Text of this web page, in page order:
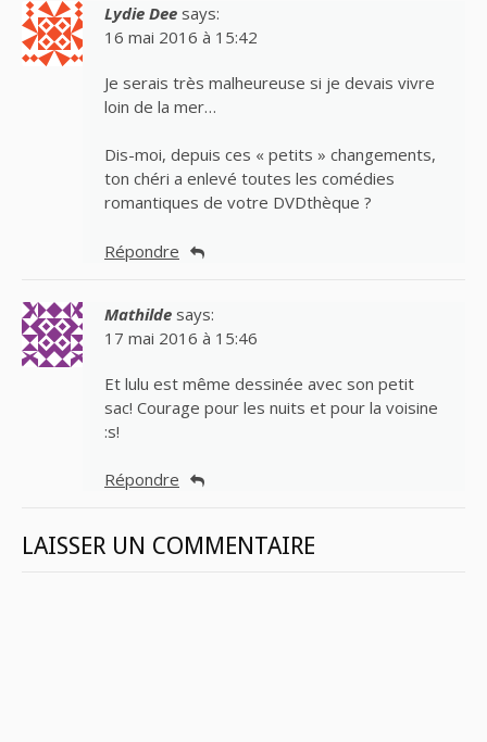
Lydie Dee says:
16 mai 2016 à 15:42
Je serais très malheureuse si je devais vivre
loin de la mer…
Dis-moi, depuis ces « petits » changements,
ton chéri a enlevé toutes les comédies
romantiques de votre DVDthèque ?
Répondre
Mathilde says:
17 mai 2016 à 15:46
Et lulu est même dessinée avec son petit
sac! Courage pour les nuits et pour la voisine
:s!
Répondre
LAISSER UN COMMENTAIRE